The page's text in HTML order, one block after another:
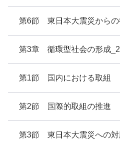
第6節 東日本大震災からの
第3章 循環型社会の形成_2
第1節 国内における取組
第2節 国際的取組の推進
第3節 東日本大震災への対